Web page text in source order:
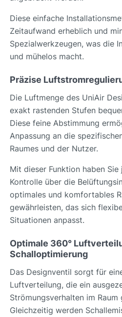
Diese einfache
Zeitaufwand erheblich und
Spezialwerkzeugen, was die
und mühelos macht.
Präzise
Die Luftmenge des UniAir
exakt rastenden Stufen
Diese feine Abstimmung
Anpassung an die
Raumes und der Nutzer.
Mit dieser Funktion haben
Kontrolle über die
optimales und komfortables
gewährleisten, das sich
Situationen anpasst.
Optimale 360°
Schalloptimierung
Das Designventil sorgt für
Luftverteilung, die ein
Strömungsverhalten im Raum
Gleichzeitig werden